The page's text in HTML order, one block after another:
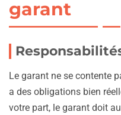
garant
Le garant ne se contente
a des obligations bien
votre part, le garant doit